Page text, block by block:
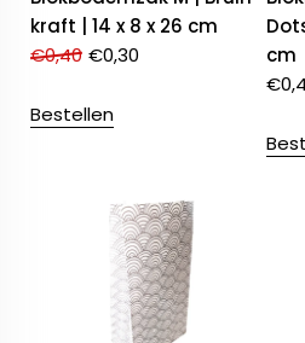
kraft | 14 x 8 x 26 cm
€0,40 €0,30
Bestellen
cm
€